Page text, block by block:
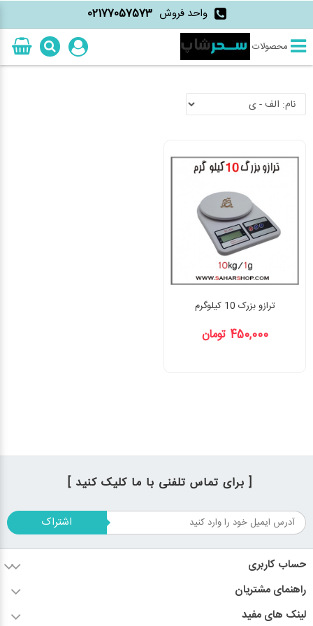
واحد فروش 02177057573
محصولات
ترازو بزرک 10 کیلوگرم
450,000 تومان
[ برای تماس تلفنی با ما کلیک کنید ]
اشتراک
حساب کاربری
راهنمای مشتریان
لینک های مفید